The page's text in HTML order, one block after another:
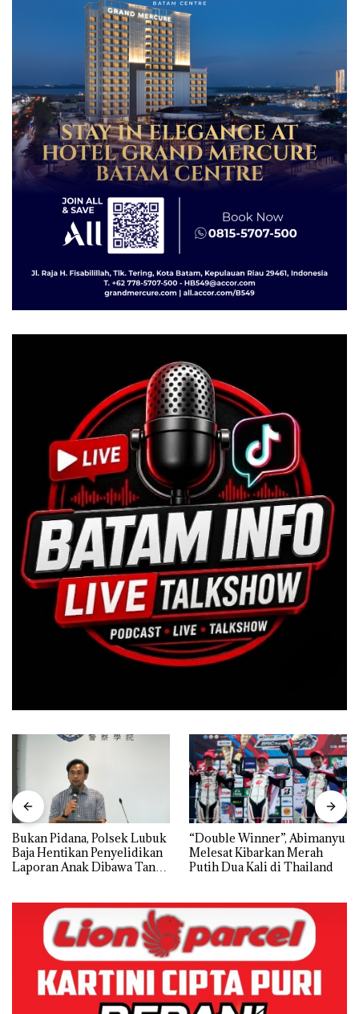
Bukan Pidana, Polsek Lubuk
Baja Hentikan Penyelidikan
Laporan Anak Dibawa Tanpa
“Double Winner”, Abimanyu
Melesat Kibarkan Merah
Putih Dua Kali di Thailand